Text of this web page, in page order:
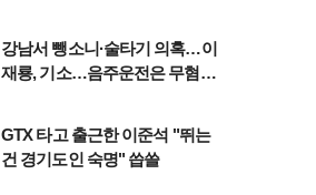
강남서 뺑소니·술타기 의혹…이
재룡, 기소…음주운전은 무혐의
GTX 타고 출근한 이준석 "뛰는
건 경기도인 숙명" 씁쓸